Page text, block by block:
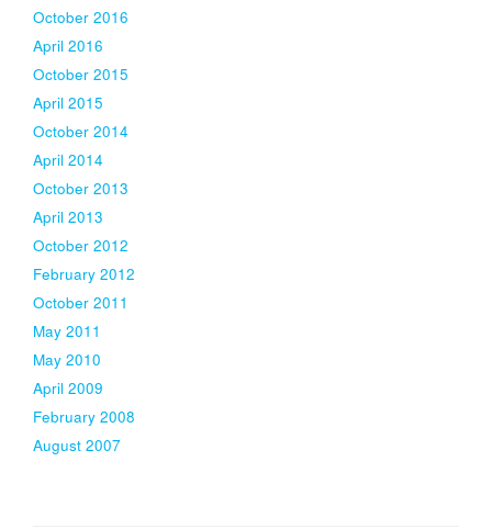
October 2016
April 2016
October 2015
April 2015
October 2014
April 2014
October 2013
April 2013
October 2012
February 2012
October 2011
May 2011
May 2010
April 2009
February 2008
August 2007